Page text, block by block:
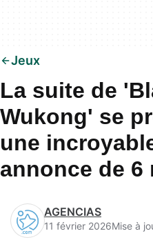
Jeux
La suite de
Wukong' se
une
annonce de 6
AGENCIAS
11 février 2026Mise à